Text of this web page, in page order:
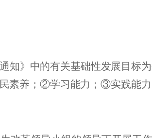
知》中的有关基础性发展目标
素养；②学习能力；③实践能